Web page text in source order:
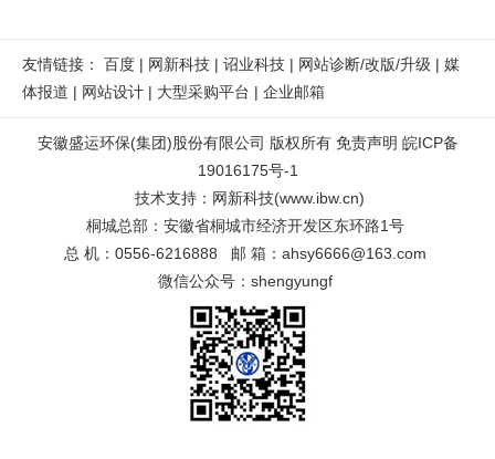
友情链接： 百度 | 网新科技 | 诏业科技 | 网站诊断/改版/升级 | 媒
体报道 | 网站设计 | 大型采购平台 | 企业邮箱
安徽盛运环保(集团)股份有限公司 版权所有 免责声明 皖ICP备
19016175号-1
技术支持 ： 网新科技(www.ibw.cn)
桐城总部：安徽省桐城市经济开发区东环路1号
总 机：0556-6216888 邮 箱：ahsy6666@163.com
微信公众号：shengyungf